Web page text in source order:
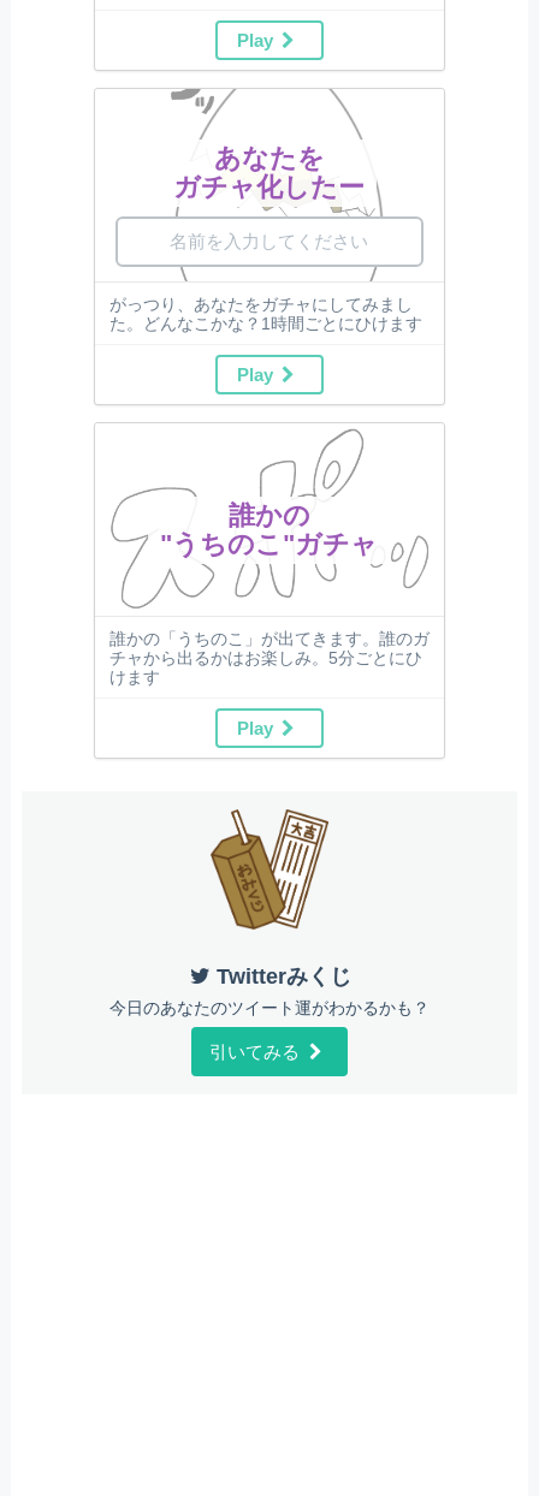
Play
あなたを
ガチャ化したー
がっつり、あなたをガチャにしてみまし
た。どんなこかな？1時間ごとにひけます
Play
誰かの
"うちのこ"ガチャ
誰かの「うちのこ」が出てきます。誰のガ
チャから出るかはお楽しみ。5分ごとにひ
けます
Play
Twitterみくじ
今日のあなたのツイート運がわかるかも？
引いてみる